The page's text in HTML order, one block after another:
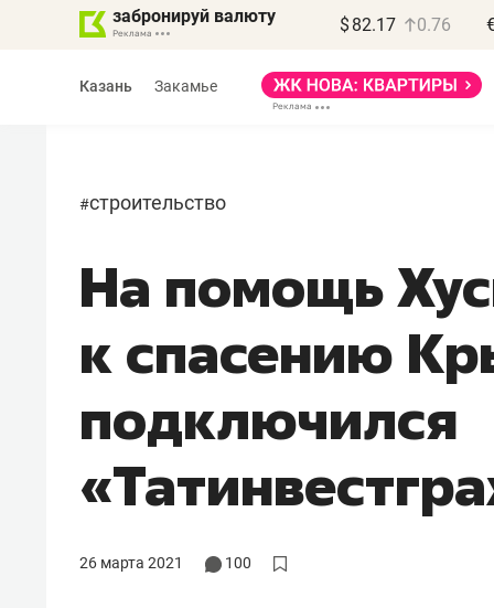
забронируй валюту $ 82.17 0.76
Казань Закамье
#строительство
На помощь
к спасению
подключился
26 марта 2021 100